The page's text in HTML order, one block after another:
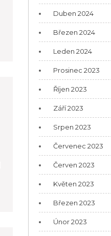
Duben 2024
Březen 2024
Leden 2024
Prosinec 2023
Říjen 2023
Září 2023
Srpen 2023
Červenec 2023
Červen 2023
Květen 2023
Březen 2023
Únor 2023